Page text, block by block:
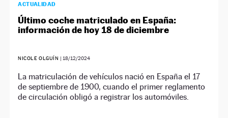
ACTUALIDAD
Último coche matriculado en España:
información de hoy 18 de diciembre
NICOLE OLGUÍN | 18/12/2024
La matriculación de vehículos nació en España el 17
de septiembre de 1900, cuando el primer reglamento
de circulación obligó a registrar los automóviles.